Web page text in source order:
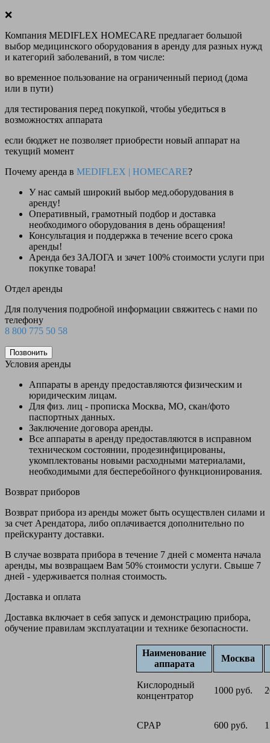
❌
Компания MEDIFLEX HOMECARE предлагает большой
выбор медицинского оборудования в аренду для разных нужд
и категорий заболеваний, в том числе:
во временное пользование на ограниченный период (дома
или в пути)
для тестирования перед покупкой, чтобы убедиться в
возможностях аппарата
если бюджет не позволяет приобрести новый аппарат на
текущий момент
Почему аренда в MEDIFLEX | HOMECARE?
У нас самый широкий выбор мед.оборудования в
аренду!
Оперативный, грамотный подбор и доставка
необходимого оборудования в день обращения!
Консультация и поддержка в течение всего срока
аренды!
Аренда без ЗАЛОГА и зачет 100% стоимости услуги при
покупке товара!
Отдел аренды
Для получения подробной информации свяжитесь с нами по
телефону
8 800 775 50 58
Позвонить
Условия аренды
Аппараты в аренду предоставляются физическим и
юридическим лицам.
Для физ. лиц - прописка Москва, МО, скан/фото
паспортных данных.
Заключение договора аренды.
Все аппараты в аренду предоставляются в исправном
техническом состоянии, продезинфицированы,
укомплектованы новыми расходными материалами,
необходимыми для бесперебойного функционирования.
Возврат приборов
Возврат прибора из аренды может быть осуществлен силами и
за счет Арендатора, либо оплачивается дополнительно по
прейскуранту доставки.
В случае возврата прибора в течение 7 дней с момента начала
аренды, мы возвращаем Вам 50% стоимости услуги. Свыше 7
дней - удерживается полная стоимость.
Доставка и оплата
Доставка включает в себя запуск и демонстрацию прибора,
обучение правилам эксплуатации и технике безопасности.
Наименование
аппарата
Москва
Кислородный
концентратор
1000 руб.
CPAP 600 руб.